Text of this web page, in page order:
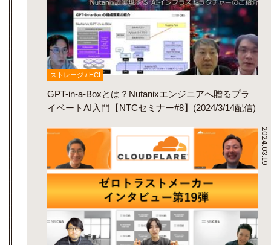
ストレージ / HCI
GPT-in-a-Boxとは？Nutanixエンジニアへ贈るプラ
イベートAI入門【NTCセミナー#8】(2024/3/14配信)
2024.03.19